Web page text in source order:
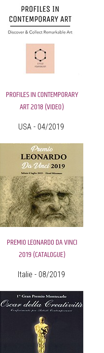
PROFILES IN CONTEMPORARY
ART 2018 (VIDEO)
USA - 04/2019
PREMIO LEONARDO DA VINCI
2019 (CATALOGUE)
Italie - 08/2019